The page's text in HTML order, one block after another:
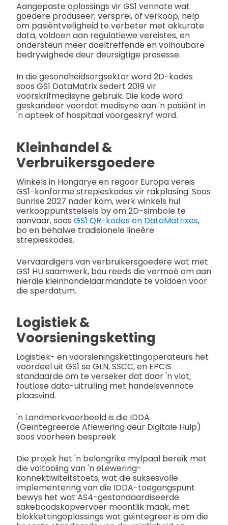
Aangepaste oplossings vir GS1 vennote wat
goedere produseer, versprei, of verkoop, help
om pasiëntveiligheid te verbeter met akkurate
data, voldoen aan regulatiewe vereistes, en
ondersteun meer doeltreffende en volhoubare
bedrywighede deur deursigtige prosesse.
In die gesondheidsorgsektor word 2D-kodes
soos GS1 DataMatrix sedert 2019 vir
voorskrifmedisyne gebruik. Die kode word
geskandeer voordat medisyne aan 'n pasiënt in
'n apteek of hospitaal voorgeskryf word.
Kleinhandel &
Verbruikersgoedere
Winkels in Hongarye en regoor Europa vereis
GS1-konforme strepieskodes vir rakplasing. Soos
Sunrise 2027 nader kom, werk winkels hul
verkooppuntstelsels by om 2D-simbole te
aanvaar, soos GS1 QR-kodes en DataMatrixes,
bo en behalwe tradisionele lineêre
strepieskodes.
Vervaardigers van verbruikersgoedere wat met
GS1 HU saamwerk, bou reeds die vermoë om aan
hierdie kleinhandelaarmandate te voldoen voor
die sperdatum.
Logistiek &
Voorsieningsketting
Logistiek- en voorsieningskettingoperateurs het
voordeel uit GS1 se GLN, SSCC, en EPCIS
standaarde om te verseker dat daar 'n vlot,
foutlose data-uitruiling met handelsvennote
plaasvind.
'n Landmerkvoorbeeld is die IDDA
(Geïntegreerde Aflewering deur Digitale Hulp)
soos voorheen bespreek
Die projek het 'n belangrike mylpaal bereik met
die voltooiing van 'n eLewering-
konnektiwiteitstoets, wat die suksesvolle
implementering van die IDDA-toegangspunt
bewys het wat AS4-gestandaardiseerde
sakeboodskapvervoer moontlik maak, met
blokkettingoplossings wat geïntegreer is om die